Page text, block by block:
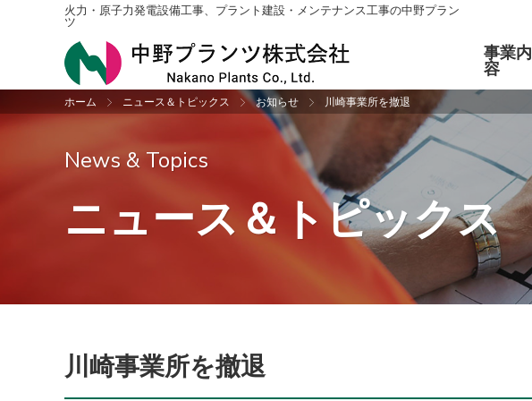
火力・原子力発電設備工事、プラント建設・メンテナンス工事の中野プラン
ツ
事業内
容
機械加工
収納式安全アルミタラップ
アクセス
お知らせ一覧
ホーム ニュース＆トピックス お知らせ 川崎事業所を撤退
News & Topics
ニュース＆トピックス
川崎事業所を撤退